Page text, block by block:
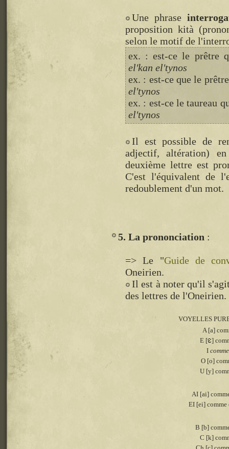
Une phrase
proposition kità
selon le motif de
ex. : est-ce le prêtre
el'kan el'tynos
ex. : est-ce que le
el'tynos
ex. : est-ce le taureau
el'tynos
Il est possible de
adjectif, altération)
deuxième lettre est
C'est l'équivalent de
redoublement d'un mot.
5. La prononciation
=> Le "Guide de
Oneirien.
Il est à noter qu'il
des lettres de l'Oneirien.
VOYELLES
A [a]
E [ ]
I
O [o]
U [y]
AI [ai]
EI [ei] comme
B [b]
C [k]